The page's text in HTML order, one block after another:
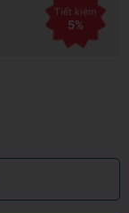
Tiết kiệm
5%